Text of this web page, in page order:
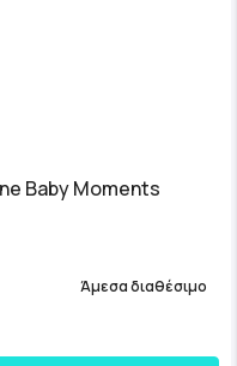
Baby Moments
Άμεσα διαθέσιμο